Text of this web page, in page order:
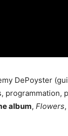
DePoyster
programmation,
album, Flowers